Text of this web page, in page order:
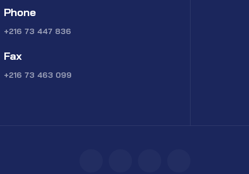
Phone
+216 73 447 836
Fax
+216 73 463 099